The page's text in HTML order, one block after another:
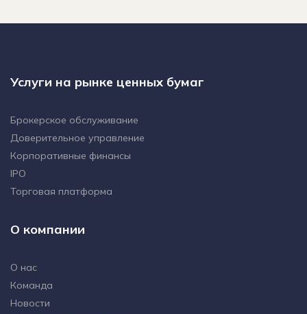
Услуги на рынке ценных бумаг
Брокерское обслуживание
Доверительное управление
Корпоративные финансы
IPO
Торговая платформа
О компании
О нас
Команда
Новости